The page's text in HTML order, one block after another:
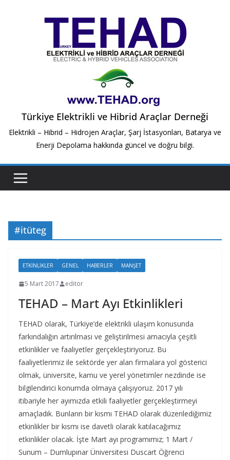
Türkiye Elektrikli ve Hibrid Araçlar Derneği
Elektrikli – Hibrid – Hidrojen Araçlar, Şarj İstasyonları, Batarya ve
Enerji Depolama hakkında güncel ve doğru bilgi.
#itüteg
ETKINLIKLER GENEL HABERLER MANŞET
5 Mart 2017 editör
TEHAD – Mart Ayı Etkinlikleri
TEHAD olarak, Türkiye’de elektrikli ulaşım konusunda
farkındalığın artırılması ve geliştirilmesi amacıyla çeşitli
etkinlikler ve faaliyetler gerçekleştiriyoruz. Bu
faaliyetlerimiz ile sektörde yer alan firmalara yol gösterici
olmak, üniversite, kamu ve yerel yönetimler nezdinde ise
bilgilendirici konumda olmaya çalışıyoruz. 2017 yılı
itibariyle her ayımızda etkili faaliyetler gerçekleştirmeyi
amaçladık. Bunların bir kısmı TEHAD olarak düzenlediğimiz
etkinlikler bir kısmı ise davetli olarak katılacağımız
etkinlikler olacak. İşte Mart ayı programımız; 1 Mart /
Sunum – Dumlupınar Üniversitesi Duscart Öğrenci